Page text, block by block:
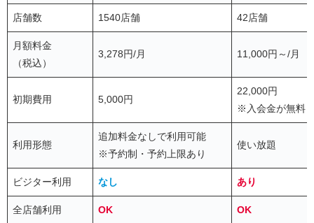
店舗数 1540店舗 42店舗
月額料金
（税込）
3,278円/月 11,000円～/月
初期費用 5,000円
22,000円
※入会金が無料
利用形態
追加料金なしで利用可能
※予約制・予約上限あり
使い放題
ビジター利用 なし あり
全店舗利用 OK OK